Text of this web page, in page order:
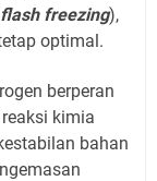
flash freezing),
optimal.
berperan
kimia
bahan